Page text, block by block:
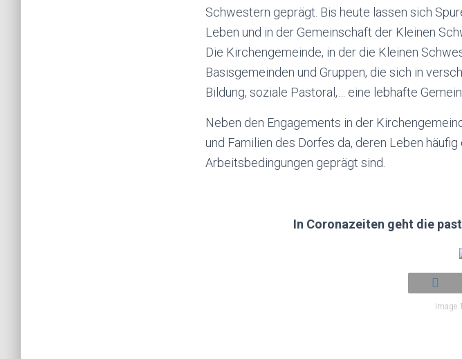
Schwestern geprägt. Bis heute lassen sich
Leben und in der Gemeinschaft der Kleinen
Die Kirchengemeinde, in der die Kleinen
Basisgemeinden und Gruppen, die sich in
Bildung, soziale Pastoral,… eine lebhafte
Neben den Engagements in der
und Familien des Dorfes da, deren Leben
Arbeitsbedingungen geprägt sind.
In Coronazeiten geht die
Image